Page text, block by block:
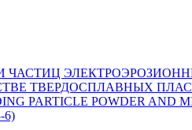
ЧАСТИЦ
ТВЕРДОСПЛАВНЫХ
PARTICLE POWDER AND
6)